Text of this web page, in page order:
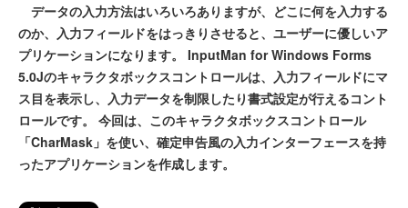
データの入力方法はいろいろありますが、どこに何を入力する
のか、入力フィールドをはっきりさせると、ユーザーに優しいア
プリケーションになります。 InputMan for Windows Forms
5.0Jのキャラクタボックスコントロールは、入力フィールドにマ
ス目を表示し、入力データを制限したり書式設定が行えるコント
ロールです。 今回は、このキャラクタボックスコントロール
「CharMask」を使い、確定申告風の入力インターフェースを持
ったアプリケーションを作成します。